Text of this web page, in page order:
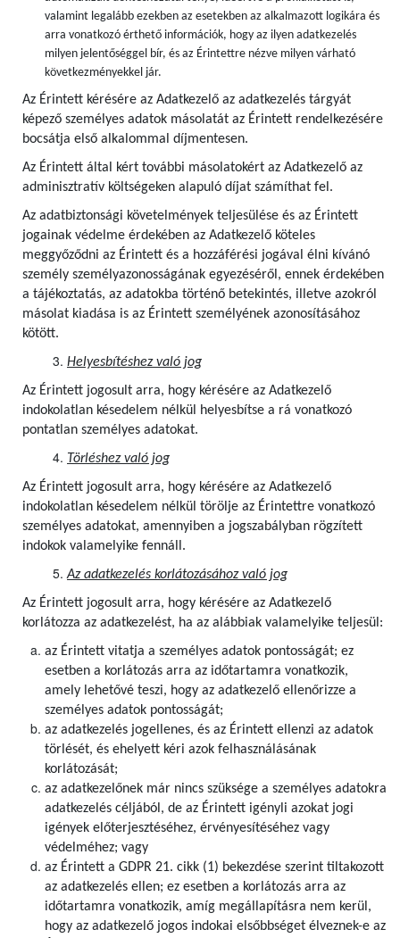
valamint legalább ezekben az esetekben az alkalmazott logikára és
arra vonatkozó érthető információk, hogy az ilyen adatkezelés
milyen jelentőséggel bír, és az Érintettre nézve milyen várható
következményekkel jár.
Az Érintett kérésére az Adatkezelő az adatkezelés tárgyát
képező személyes adatok másolatát az Érintett rendelkezésére
bocsátja első alkalommal díjmentesen.
Az Érintett által kért további másolatokért az Adatkezelő az
adminisztratív költségeken alapuló díjat számíthat fel.
Az adatbiztonsági követelmények teljesülése és az Érintett
jogainak védelme érdekében az Adatkezelő köteles
meggyőződni az Érintett és a hozzáférési jogával élni kívánó
személy személyazonosságának egyezéséről, ennek érdekében
a tájékoztatás, az adatokba történő betekintés, illetve azokról
másolat kiadása is az Érintett személyének azonosításához
kötött.
Helyesbítéshez való jog
Az Érintett jogosult arra, hogy kérésére az Adatkezelő
indokolatlan késedelem nélkül helyesbítse a rá vonatkozó
pontatlan személyes adatokat.
Törléshez való jog
Az Érintett jogosult arra, hogy kérésére az Adatkezelő
indokolatlan késedelem nélkül törölje az Érintettre vonatkozó
személyes adatokat, amennyiben a jogszabályban rögzített
indokok valamelyike fennáll.
Az adatkezelés korlátozásához való jog
Az Érintett jogosult arra, hogy kérésére az Adatkezelő
korlátozza az adatkezelést, ha az alábbiak valamelyike teljesül:
az Érintett vitatja a személyes adatok pontosságát; ez
esetben a korlátozás arra az időtartamra vonatkozik,
amely lehetővé teszi, hogy az adatkezelő ellenőrizze a
személyes adatok pontosságát;
az adatkezelés jogellenes, és az Érintett ellenzi az adatok
törlését, és ehelyett kéri azok felhasználásának
korlátozását;
az adatkezelőnek már nincs szüksége a személyes adatokra
adatkezelés céljából, de az Érintett igényli azokat jogi
igények előterjesztéséhez, érvényesítéséhez vagy
védelméhez; vagy
az Érintett a GDPR 21. cikk (1) bekezdése szerint tiltakozott
az adatkezelés ellen; ez esetben a korlátozás arra az
időtartamra vonatkozik, amíg megállapításra nem kerül,
hogy az adatkezelő jogos indokai elsőbbséget élveznek-e az